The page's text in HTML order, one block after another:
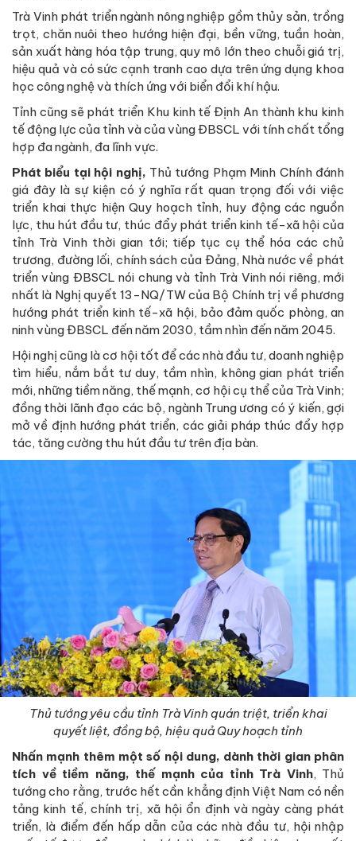
Trà Vinh phát triển ngành nông nghiệp gồm thủy sản, trồng
trọt, chăn nuôi theo hướng hiện đại, bền vững, tuần hoàn,
sản xuất hàng hóa tập trung, quy mô lớn theo chuỗi giá trị,
hiệu quả và có sức cạnh tranh cao dựa trên ứng dụng khoa
học công nghệ và thích ứng với biển đổi khí hậu.
Tỉnh cũng sẽ phát triển Khu kinh tế Định An thành khu kinh
tế động lực của tỉnh và của vùng ĐBSCL với tính chất tổng
hợp đa ngành, đa lĩnh vực.
Phát biểu tại hội nghị, Thủ tướng Phạm Minh Chính đánh
giá đây là sự kiện có ý nghĩa rất quan trọng đối với việc
triển khai thực hiện Quy hoạch tỉnh, huy động các nguồn
lực, thu hút đầu tư, thúc đẩy phát triển kinh tế-xã hội của
tỉnh Trà Vinh thời gian tới; tiếp tục cụ thể hóa các chủ
trương, đường lối, chính sách của Đảng, Nhà nước về phát
triển vùng ĐBSCL nói chung và tỉnh Trà Vinh nói riêng, mới
nhất là Nghị quyết 13-NQ/TW của Bộ Chính trị về phương
hướng phát triển kinh tế-xã hội, bảo đảm quốc phòng, an
ninh vùng ĐBSCL đến năm 2030, tầm nhìn đến năm 2045.
Hội nghị cũng là cơ hội tốt để các nhà đầu tư, doanh nghiệp
tìm hiểu, nắm bắt tư duy, tầm nhìn, không gian phát triển
mới, những tiềm năng, thế mạnh, cơ hội cụ thể của Trà Vinh;
đồng thời lãnh đạo các bộ, ngành Trung ương có ý kiến, gợi
mở về định hướng phát triển, các giải pháp thúc đẩy hợp
tác, tăng cường thu hút đầu tư trên địa bàn.
Thủ tướng yêu cầu tỉnh Trà Vinh quán triệt, triển khai
quyết liệt, đồng bộ, hiệu quả Quy hoạch tỉnh
Nhấn mạnh thêm một số nội dung, dành thời gian phân
tích về tiềm năng, thế mạnh của tỉnh Trà Vinh, Thủ
tướng cho rằng, trước hết cần khẳng định Việt Nam có nền
tảng kinh tế, chính trị, xã hội ổn định và ngày càng phát
triển, là điểm đến hấp dẫn của các nhà đầu tư, hội nhập